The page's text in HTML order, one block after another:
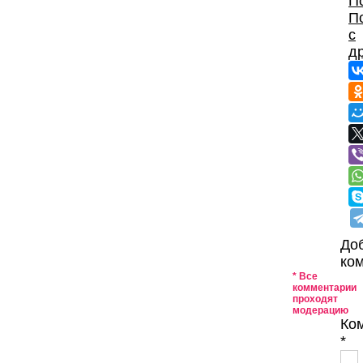
с
* Все
комментарии
проходят
модерацию
*